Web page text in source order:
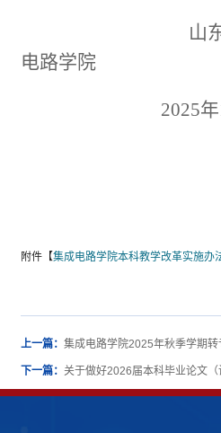
山东大
电路学院
2025年
附件【集成电路学院本科教学改革实施办
上一篇： 集成电路学院2025年秋季学期转
下一篇： 关于做好2026届本科毕业论文（